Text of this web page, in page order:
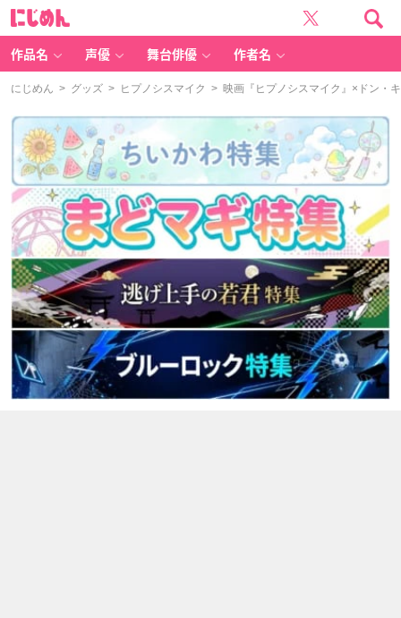
作品名 声優 舞台俳優 作者名
にじめん > グッズ > ヒプノシスマイク > 映画『ヒプノシスマイク』×ドン・